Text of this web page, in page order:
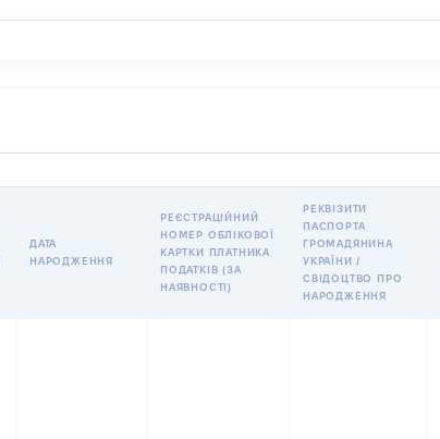
ДАТА
НАРОДЖЕННЯ
РЕЄСТРАЦІЙНИЙ
НОМЕР ОБЛІКОВОЇ
КАРТКИ ПЛАТНИКА
ПОДАТКІВ (ЗА
НАЯВНОСТІ)
РЕКВІЗИТИ
ПАСПОРТА
ГРОМАДЯНИНА
УКРАЇНИ /
СВІДОЦТВО ПРО
НАРОДЖЕННЯ